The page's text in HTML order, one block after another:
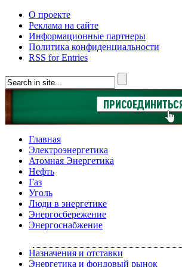
О проекте
Реклама на сайте
Информационные партнеры
Политика конфиденциальности
RSS for Entries
Главная
Электроэнергетика
Атомная Энергетика
Нефть
Газ
Уголь
Люди в энергетике
Энергосбережение
Энергоснабжение
Назначения и отставки
Энергетика и фондовый рынок